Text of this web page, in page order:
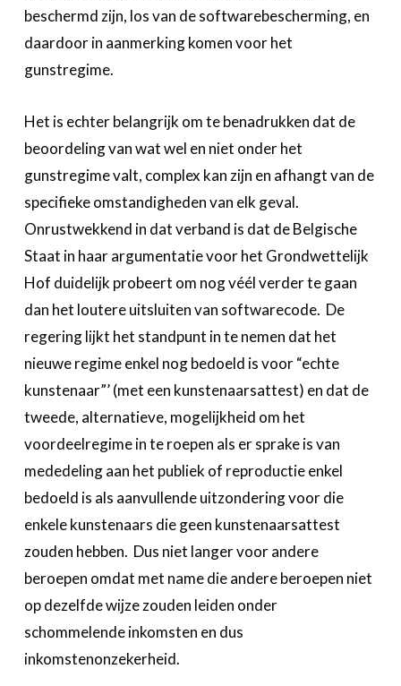
beschermd zijn, los van de softwarebescherming, en
daardoor in aanmerking komen voor het
gunstregime.
Het is echter belangrijk om te benadrukken dat de
beoordeling van wat wel en niet onder het
gunstregime valt, complex kan zijn en afhangt van de
specifieke omstandigheden van elk geval.
Onrustwekkend in dat verband is dat de Belgische
Staat in haar argumentatie voor het Grondwettelijk
Hof duidelijk probeert om nog véél verder te gaan
dan het loutere uitsluiten van softwarecode. De
regering lijkt het standpunt in te nemen dat het
nieuwe regime enkel nog bedoeld is voor “echte
kunstenaar”’ (met een kunstenaarsattest) en dat de
tweede, alternatieve, mogelijkheid om het
voordeelregime in te roepen als er sprake is van
mededeling aan het publiek of reproductie enkel
bedoeld is als aanvullende uitzondering voor die
enkele kunstenaars die geen kunstenaarsattest
zouden hebben. Dus niet langer voor andere
beroepen omdat met name die andere beroepen niet
op dezelfde wijze zouden leiden onder
schommelende inkomsten en dus
inkomstenonzekerheid.